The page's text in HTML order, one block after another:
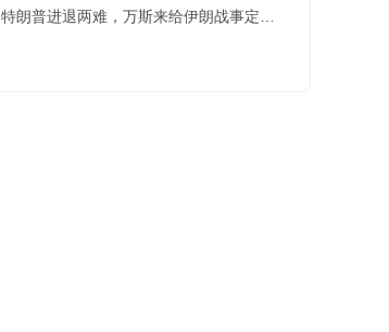
船进行了15次补给！
特朗普进退两难，万斯来给伊朗战事定